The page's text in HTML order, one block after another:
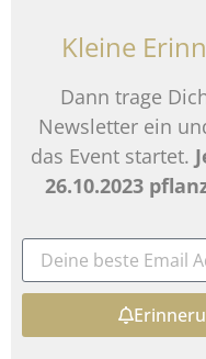
Kleine
Dann trage
Newsletter ein
das Event startet.
26.10.2023